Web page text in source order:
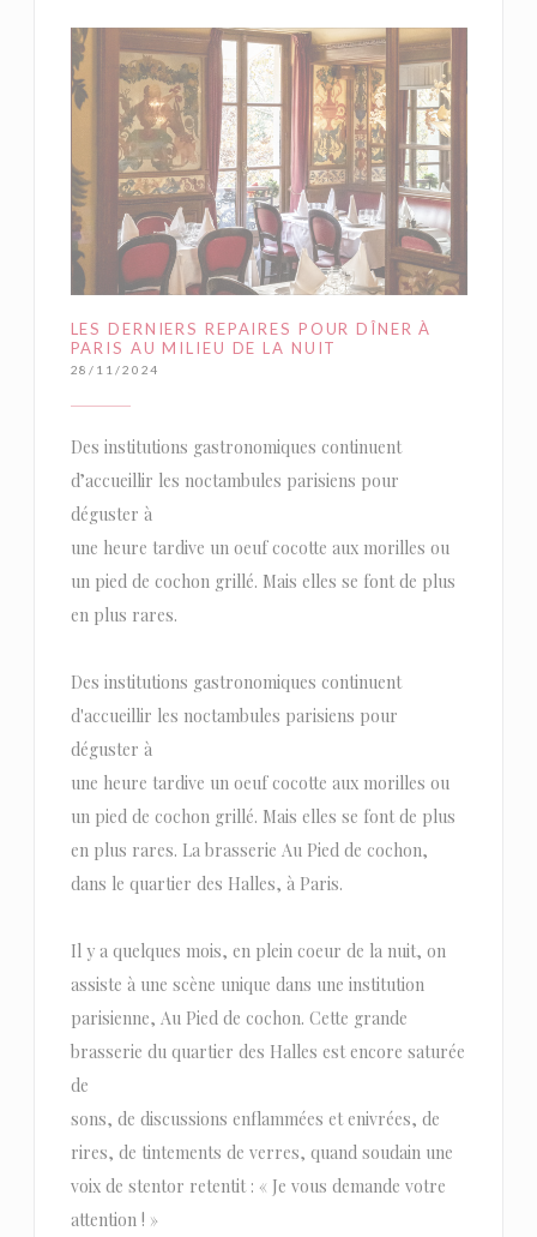
LES DERNIERS REPAIRES POUR DÎNER À
PARIS AU MILIEU DE LA NUIT
28/11/2024
Des institutions gastronomiques continuent
d’accueillir les noctambules parisiens pour
déguster à
une heure tardive un oeuf cocotte aux morilles ou
un pied de cochon grillé. Mais elles se font de plus
en plus rares.
Des institutions gastronomiques continuent
d'accueillir les noctambules parisiens pour
déguster à
une heure tardive un oeuf cocotte aux morilles ou
un pied de cochon grillé. Mais elles se font de plus
en plus rares. La brasserie Au Pied de cochon,
dans le quartier des Halles, à Paris.
Il y a quelques mois, en plein coeur de la nuit, on
assiste à une scène unique dans une institution
parisienne, Au Pied de cochon. Cette grande
brasserie du quartier des Halles est encore saturée
de
sons, de discussions enflammées et enivrées, de
rires, de tintements de verres, quand soudain une
voix de stentor retentit : « Je vous demande votre
attention ! »